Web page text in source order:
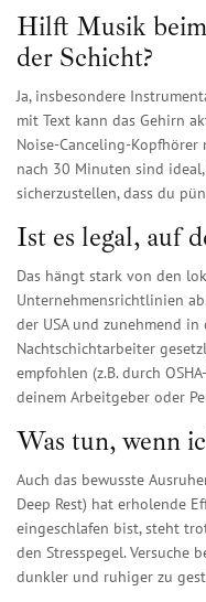
Hilft Musik
der Schicht?
Ja, insbesondere
mit Text kann das Gehirn
Noise-Canceling-
nach 30 Minuten sind
sicherzustellen, dass du
Ist es legal, auf
Das hängt stark von den
Unternehmensrichtlinien
der USA und zunehmend
Nachtschichtarbeiter
empfohlen (z.B. durch
deinem Arbeitgeber oder
Was tun, wenn
Auch das bewusste
Deep Rest) hat erholende
eingeschlafen bist, steht
den Stresspegel. Versuche
dunkler und ruhiger zu